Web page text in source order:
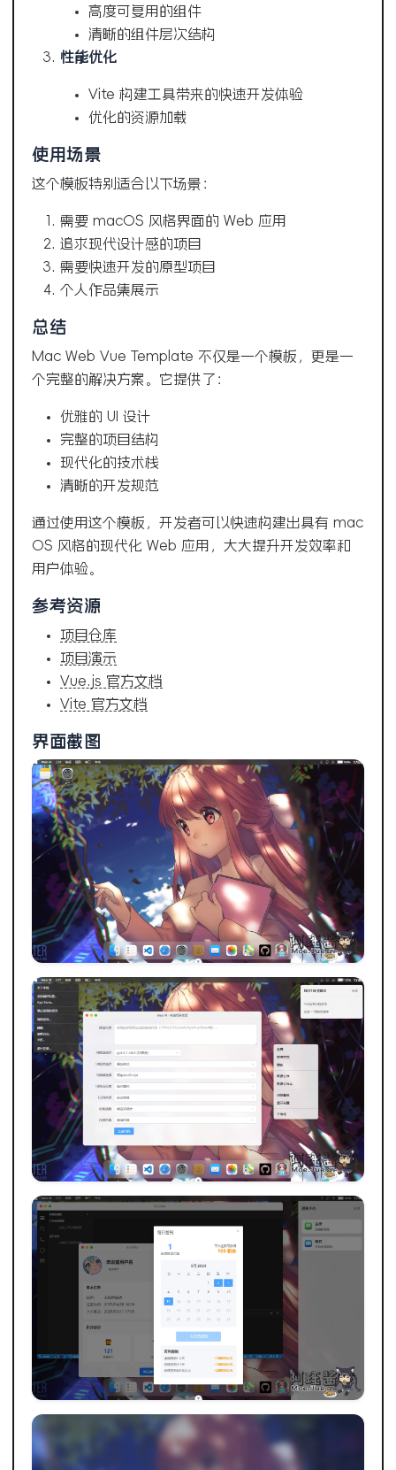
高度可复用的组件
清晰的组件层次结构
性能优化
Vite 构建工具带来的快速开发体验
优化的资源加载
使用场景
这个模板特别适合以下场景：
需要 macOS 风格界面的 Web 应用
追求现代设计感的项目
需要快速开发的原型项目
个人作品集展示
总结
Mac Web Vue Template 不仅是一个模板，更是一
个完整的解决方案。它提供了：
优雅的 UI 设计
完整的项目结构
现代化的技术栈
清晰的开发规范
通过使用这个模板，开发者可以快速构建出具有 mac
OS 风格的现代化 Web 应用，大大提升开发效率和
用户体验。
参考资源
项目仓库
项目演示
Vue.js 官方文档
Vite 官方文档
界面截图